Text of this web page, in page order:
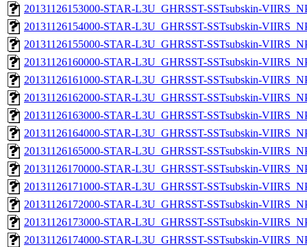
20131126153000-STAR-L3U_GHRSST-SSTsubskin-
20131126154000-STAR-L3U_GHRSST-SSTsubskin-
20131126155000-STAR-L3U_GHRSST-SSTsubskin-
20131126160000-STAR-L3U_GHRSST-SSTsubskin-
20131126161000-STAR-L3U_GHRSST-SSTsubskin-
20131126162000-STAR-L3U_GHRSST-SSTsubskin-
20131126163000-STAR-L3U_GHRSST-SSTsubskin-
20131126164000-STAR-L3U_GHRSST-SSTsubskin-
20131126165000-STAR-L3U_GHRSST-SSTsubskin-
20131126170000-STAR-L3U_GHRSST-SSTsubskin-
20131126171000-STAR-L3U_GHRSST-SSTsubskin-
20131126172000-STAR-L3U_GHRSST-SSTsubskin-
20131126173000-STAR-L3U_GHRSST-SSTsubskin-
20131126174000-STAR-L3U_GHRSST-SSTsubskin-